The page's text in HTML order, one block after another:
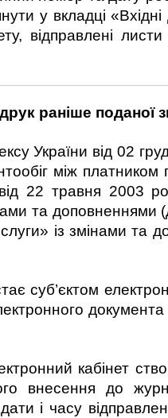
у вкладці
відправлені
раніше поданої
України від 02
між платником
від 22
та
із змінами та
суб’єктом
кабінет
внесення до
і часу